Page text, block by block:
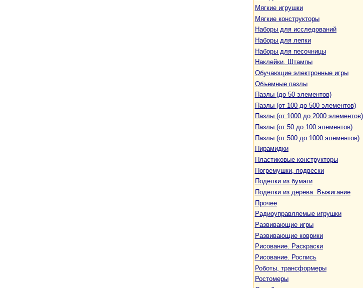
Мягкие игрушки
Мягкие конструкторы
Наборы для исследований
Наборы для лепки
Наборы для песочницы
Наклейки. Штампы
Обучающие электронные игры
Объемные пазлы
Пазлы (до 50 элементов)
Пазлы (от 100 до 500 элементов)
Пазлы (от 1000 до 2000 элементов)
Пазлы (от 50 до 100 элементов)
Пазлы (от 500 до 1000 элементов)
Пирамидки
Пластиковые конструкторы
Погремушки, подвески
Поделки из бумаги
Поделки из дерева. Выжигание
Прочее
Радиоуправляемые игрушки
Развивающие игры
Развивающие коврики
Рисование. Раскраски
Рисование. Роспись
Роботы, трансформеры
Ростомеры